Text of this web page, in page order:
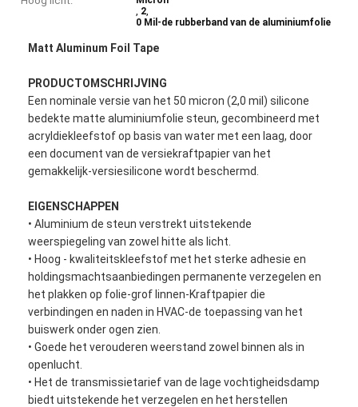
, 2,
0 Mil-de rubberband van de aluminiumfolie
Matt Aluminum Foil Tape
PRODUCTOMSCHRIJVING
Een nominale versie van het 50 micron (2,0 mil) silicone
bedekte matte aluminiumfolie steun, gecombineerd met
acryldiekleefstof op basis van water met een laag, door
een document van de versiekraftpapier van het
gemakkelijk-versiesilicone wordt beschermd.
EIGENSCHAPPEN
• Aluminium de steun verstrekt uitstekende
weerspiegeling van zowel hitte als licht.
• Hoog - kwaliteitskleefstof met het sterke adhesie en
holdingsmachtsaanbiedingen permanente verzegelen en
het plakken op folie-grof linnen-Kraftpapier die
verbindingen en naden in HVAC-de toepassing van het
buiswerk onder ogen zien.
• Goede het verouderen weerstand zowel binnen als in
openlucht.
• Het de transmissietarief van de lage vochtigheidsdamp
biedt uitstekende het verzegelen en het herstellen